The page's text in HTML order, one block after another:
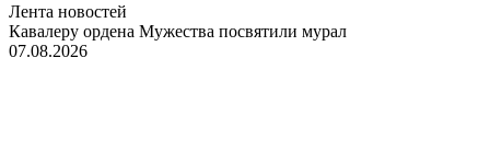
Лента новостей
Кавалеру ордена Мужества посвятили мурал
07.08.2026